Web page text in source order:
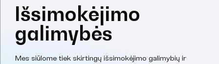
Išsimokėjimo
galimybės
Mes siūlome tiek skirtingų išsimokėjimo galimybių ir